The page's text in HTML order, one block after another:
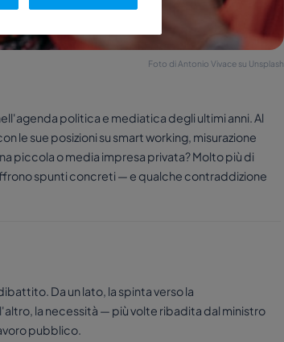
Foto di Antonio Vivace su Unsplash
politica e mediatica degli ultimi anni. Al
le sue posizioni su smart working, misurazione
piccola o media impresa privata? Molto più di
spunti concreti — e qualche contraddizione
Da un lato, la spinta verso la
la necessità — più volte ribadita dal ministro
pubblico.